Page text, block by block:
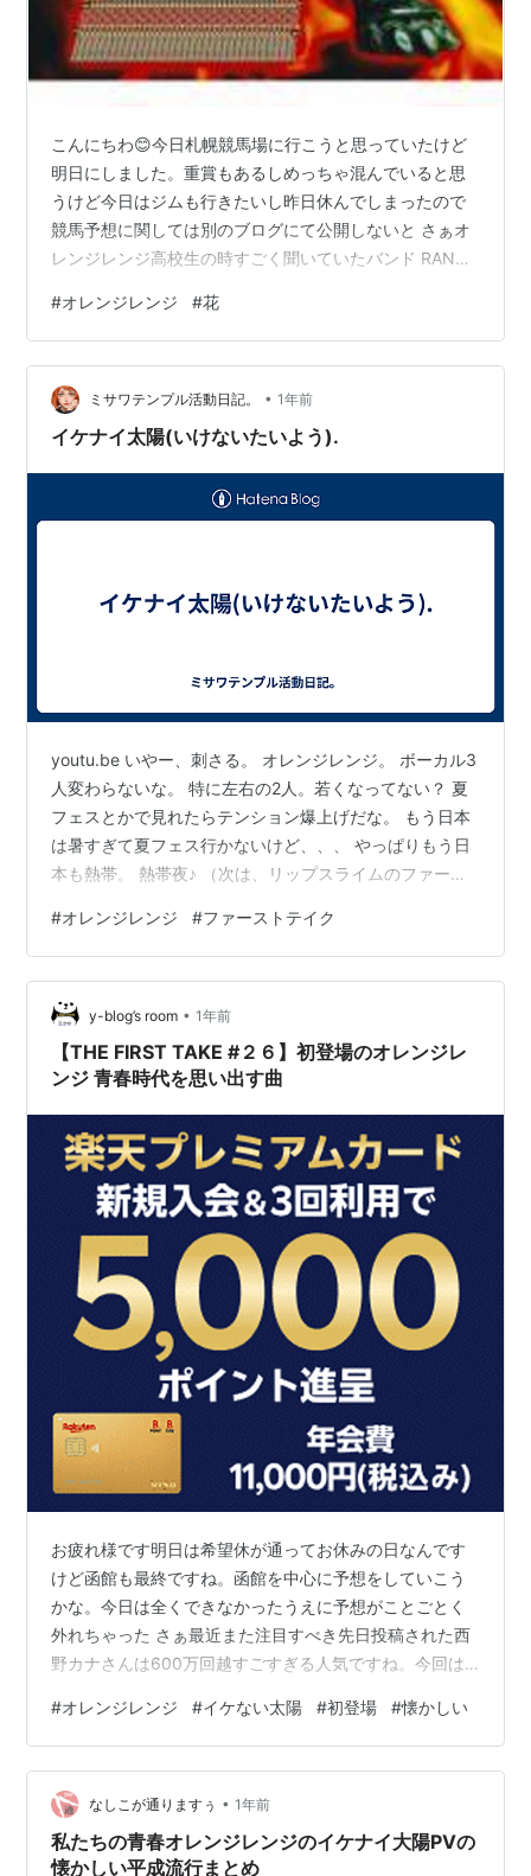
こんにちわ😊今日札幌競馬場に行こうと思っていたけど
明日にしました。重賞もあるしめっちゃ混んでいると思
うけど今日はジムも行きたいし昨日休んでしまったので
競馬予想に関しては別のブログにて公開しないと さぁオ
レンジレンジ高校生の時すごく聞いていたバンド RANGE
ちゃ聞いていました。懐かしい気持ちがいっぱい懐かし
い花を咲かせた気持ちになりました。ぜひご覧ください
#オレンジレンジ #花
ミサワテンプル活動日記。 • 1年前
イケナイ太陽(いけないたいよう).
youtu.be いやー、刺さる。 オレンジレンジ。 ボーカル3
人変わらないな。 特に左右の2人。若くなってない？ 夏
フェスとかで見れたらテンション爆上げだな。 もう日本
は暑すぎて夏フェス行かないけど、、、 やっぱりもう日
本も熱帯。 熱帯夜♪ （次は、リップスライムのファース
#オレンジレンジ #ファーストテイク
y-blog’s room • 1年前
【THE FIRST TAKE #２６】初登場のオレンジレ
ンジ 青春時代を思い出す曲
お疲れ様です明日は希望休が通ってお休みの日なんです
けど函館も最終ですね。函館を中心に予想をしていこう
かな。今日は全くできなかったうえに予想がことごとく
外れちゃった さぁ最近また注目すべき先日投稿された西
野カナさんは600万回越すごすぎる人気ですね。今回は
い太陽を含めまさに青春時代の曲たちばかり リンクTHE
FIRST TAKELISAの曲をきくことが多いですけど鬼滅の刃
関連ででも西野カナさんも含めオレンジレンジが出演す
ると嬉しいですね。以心伝心 上海ハニーも期待して待と
うかな。ぜひご覧ください
#オレンジレンジ #イケない太陽 #初登場 #懐かしい
なしこが通りますぅ • 1年前
私たちの青春オレンジレンジのイケナイ大陽PVの
懐かしい平成流行まとめ